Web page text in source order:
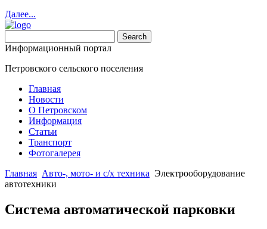
Далее...
Информационный портал
Петровского сельского поселения
Главная
Новости
О Петровском
Информация
Статьи
Транспорт
Фотогалерея
Главная Авто-, мото- и с/х техника Электрооборудование
автотехники
Система автоматической парковки